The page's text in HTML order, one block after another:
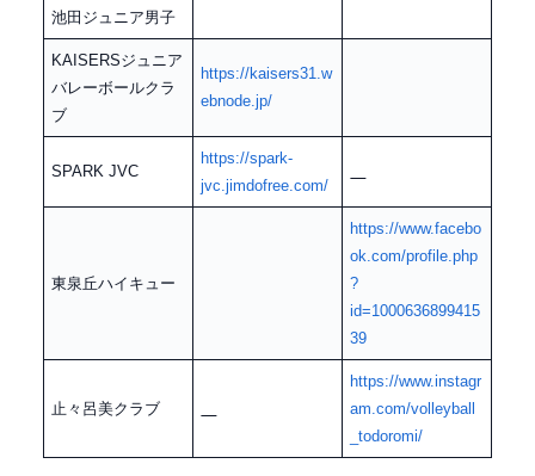
池田ジュニア男子
KAISERSジュニア
バレーボールクラ
ブ
https://kaisers31.w
ebnode.jp/
SPARK JVC
https://spark-
jvc.jimdofree.com/
東泉丘ハイキュー
https://www.facebo
ok.com/profile.php
?
id=1000636899415
39
止々呂美クラブ
https://www.instagr
am.com/volleyball
_todoromi/